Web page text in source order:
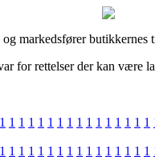
markedsfører
for rettelser der kan være
1 1 1 1 1 1 1 1 1 1 1 1 1 1 1 1
1 1 1 1 1 1 1 1 1 1 1 1 1 1 1 1